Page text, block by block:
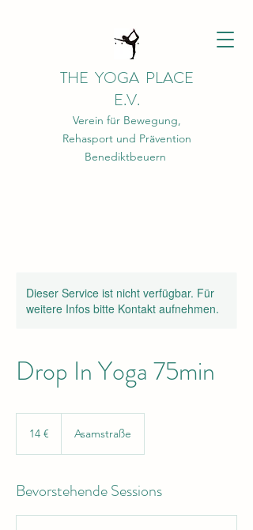
THE YOGA PLACE
E.V.
Verein für Bewegung,
Rehasport und Prävention
Benediktbeuern
Dieser Service ist nicht verfügbar. Für
weitere Infos bitte Kontakt aufnehmen.
Drop In Yoga 75min
14 € Asamstraße
Bevorstehende Sessions